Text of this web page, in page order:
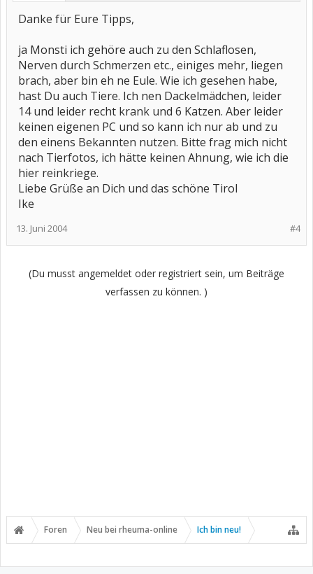
Danke für Eure Tipps,
ja Monsti ich gehöre auch zu den Schlaflosen,
Nerven durch Schmerzen etc., einiges mehr, liegen
brach, aber bin eh ne Eule. Wie ich gesehen habe,
hast Du auch Tiere. Ich nen Dackelmädchen, leider
14 und leider recht krank und 6 Katzen. Aber leider
keinen eigenen PC und so kann ich nur ab und zu
den einens Bekannten nutzen. Bitte frag mich nicht
nach Tierfotos, ich hätte keinen Ahnung, wie ich die
hier reinkriege.
Liebe Grüße an Dich und das schöne Tirol
Ike
#4
13. Juni 2004
(Du musst angemeldet oder registriert sein, um Beiträge
verfassen zu können. )
Foren Neu bei rheuma-online Ich bin neu!